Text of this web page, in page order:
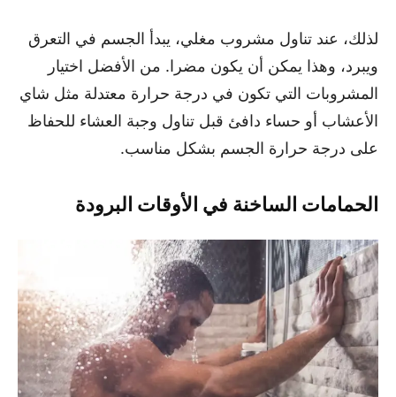
لذلك، عند تناول مشروب مغلي، يبدأ الجسم في التعرق
ويبرد، وهذا يمكن أن يكون مضرا. من الأفضل اختيار
المشروبات التي تكون في درجة حرارة معتدلة مثل شاي
الأعشاب أو حساء دافئ قبل تناول وجبة العشاء للحفاظ
على درجة حرارة الجسم بشكل مناسب.
الحمامات الساخنة في الأوقات البرودة